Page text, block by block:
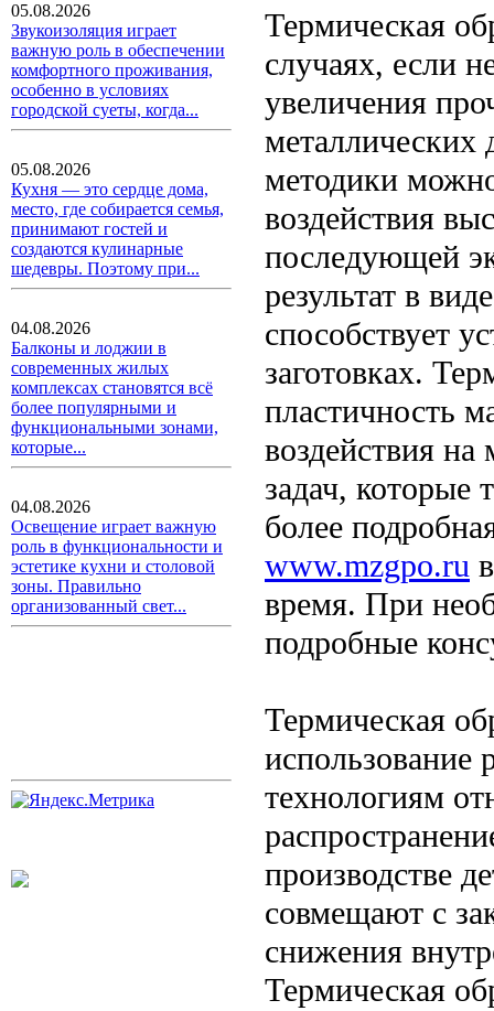
05.08.2026
Звукоизоляция играет
важную роль в обеспечении
комфортного проживания,
особенно в условиях
городской суеты, когда...
05.08.2026
Кухня — это сердце дома,
место, где собирается семья,
принимают гостей и
создаются кулинарные
шедевры. Поэтому при...
04.08.2026
Балконы и лоджии в
современных жилых
комплексах становятся всё
более популярными и
функциональными зонами,
которые...
04.08.2026
Освещение играет важную
роль в функциональности и
эстетике кухни и столовой
зоны. Правильно
организованный свет...
Термическая
случаях, если
увеличения
методики
воздействия
последующей
результат в
способствует
заготовках.
пластичность
воздействия
задач, которые
более
www.mzgpo.ru
время. При
подробные
Термическая
использование
технологиям
производстве
совмещают с
снижения
Термическая